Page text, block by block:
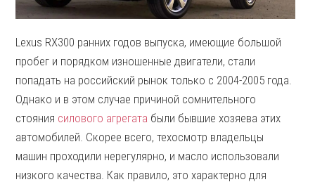
Lexus RX300 ранних годов выпуска, имеющие большой
пробег и порядком изношенные двигатели, стали
попадать на российский рынок только с 2004-2005 года.
Однако и в этом случае причиной сомнительного
стояния силового агрегата были бывшие хозяева этих
автомобилей. Скорее всего, техосмотр владельцы
машин проходили нерегулярно, и масло использовали
низкого качества. Как правило, это характерно для